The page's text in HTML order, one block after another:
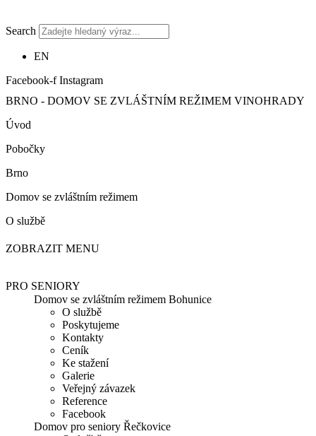
Search
EN
Facebook-f Instagram
BRNO - DOMOV SE ZVLÁŠTNÍM REŽIMEM VINOHRADY
Úvod
Pobočky
Brno
Domov se zvláštním režimem
O službě
ZOBRAZIT MENU
PRO SENIORY
Domov se zvláštním režimem Bohunice
O službě
Poskytujeme
Kontakty
Ceník
Ke stažení
Galerie
Veřejný závazek
Reference
Facebook
Domov pro seniory Řečkovice